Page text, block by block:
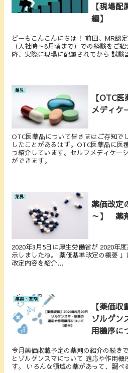
【現場
編】
どーもこんこんにちは！ 前回、MR認
（入社時～8月頃まで）での経験をご
降、実際に現場に配属されてから 試験
業界
【OTC
メディケ
OTC医薬品について皆さまはご存知で
したことがあるはず。OTC医薬品に医
つ紹介しています。セルフメディケー
ができます。
業界
薬価改定
～】 薬
2020年3月5日に厚生労働省が 2020年
示しましたね。 薬価基準改定の概要↓
改定内容を紹介...
疾患・薬剤
【薬価
ゾルゲン
用機序に
今月薬価収載予定の薬剤の紹介の続き
とゾルゲンスマについて 適応や作用機
す。 いろんな領域の薬があって、調べ